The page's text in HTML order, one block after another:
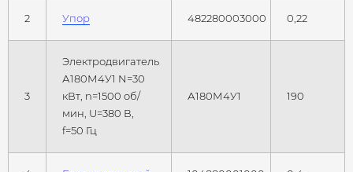
2 Упор 482280003000 0,22
3
Электродвигатель
А180М4У1 N=30
кВт, n=1500 об/
мин, U=380 В,
f=50 Гц
А180М4У1 190